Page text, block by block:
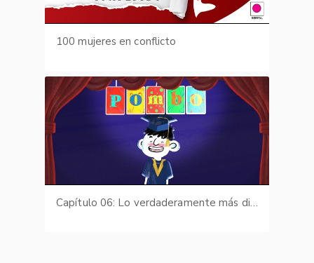
100 mujeres en conflicto
Capítulo 06: Lo verdaderamente más difícil